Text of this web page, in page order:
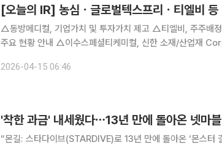
[오늘의 IR] 농심ㆍ글로벌텍스프리ㆍ티엘비 등
△동방메디컬, 기업가치 및 투자가치 제고 △티엘비, 주주배
주요 현황 안내 △이수스페셜티케미컬, 신한 소재/산업재
2026 참가 △씨에스윈드, HSBC Global In
2026-04-15 06:46
'착한 과금' 내세웠다⋯13년 만에 돌아온 넷마블
“몬길: 스타다이브(STARDIVE)로 13년 만에 돌아온 ‘몬스터